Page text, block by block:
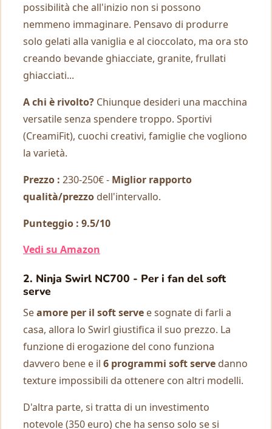
possibilità che all'inizio non si possono
nemmeno immaginare. Pensavo di produrre
solo gelati alla vaniglia e al cioccolato, ma ora sto
creando bevande ghiacciate, granite, frullati
ghiacciati...
A chi è rivolto? Chiunque desideri una macchina
versatile senza spendere troppo. Sportivi
(CreamiFit), cuochi creativi, famiglie che vogliono
la varietà.
Prezzo : 230-250€ - Miglior rapporto
qualità/prezzo dell'intervallo.
Punteggio : 9.5/10
Vedi su Amazon
2. Ninja Swirl NC700 - Per i fan del soft
serve
Seamore per il soft serve e sognate di farli a
casa, allora lo Swirl giustifica il suo prezzo. La
funzione di erogazione del cono funziona
davvero bene e il 6 programmi soft serve danno
texture impossibili da ottenere con altri modelli.
D'altra parte, si tratta di un investimento
notevole (350 euro) che ha senso solo se si